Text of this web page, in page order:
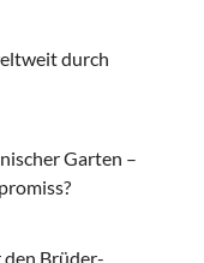
durch
Garten –
Brüder-